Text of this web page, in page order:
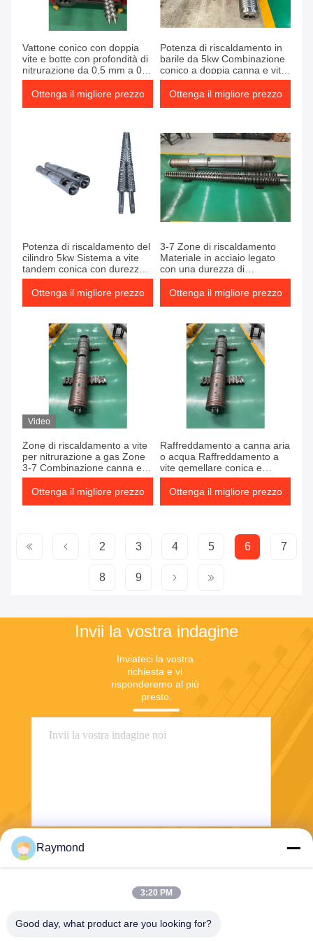
Vattone conico con doppia
vite e botte con profondità di
nitrurazione da 0,5 mm a 0,8
mm Accanto al botte Rettalità
0,015 mm per metro per
Ottenga il migliore prezzo
Potenza di riscaldamento in
barile da 5kw Combinazione
conico a doppia canna e vite
55/120 con trattamento
superficiale di nitrurazione e
Ottenga il migliore prezzo
Potenza di riscaldamento del
cilindro 5kw Sistema a vite
tandem conica con durezza
HRC58-62 progettato per
l'estrusione di polimeri e la
Ottenga il migliore prezzo
3-7 Zone di riscaldamento
Materiale in acciaio legato
con una durezza di
nitrurazione HRC58-62
Ottenga il migliore prezzo
Video
Zone di riscaldamento a vite
per nitrurazione a gas Zone
3-7 Combinazione canna e
vite per la produzione
Ottenga il migliore prezzo
Raffreddamento a canna aria
o acqua Raffreddamento a
vite gemellare conica e
canna con durezza di
nitrurazione 950-1050HV
Ottenga il migliore prezzo
2 3 4 5 6 7
8 9
Invii la vostra indagine
Inviateci la vostra
richiesta e vi
risponderemo al più
presto.
Raymond
3:20 PM
Good day, what product are you looking for?